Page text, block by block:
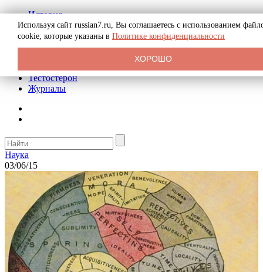
История
Биография
Криминал
Реклама на сайте
Тестостерон
Журналы
Наука
03/06/15
Используя сайт russian7.ru, Вы соглашаетесь с использованием
cookie, которые указаны в Политике конфиденциальности
ХОРОШО